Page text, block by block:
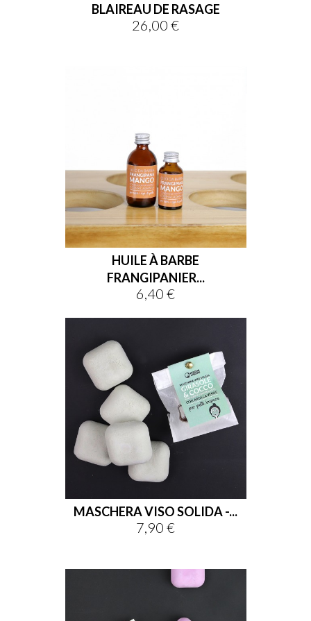
BLAIREAU DE RASAGE
Prix
26,00 €
HUILE À BARBE
FRANGIPANIER...
Prix
6,40 €
MASCHERA VISO SOLIDA -...
Prix
7,90 €